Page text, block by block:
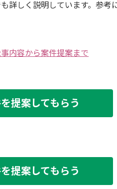
詳しく説明しています。参考
内容から案件提案まで
提案してもらう
提案してもらう